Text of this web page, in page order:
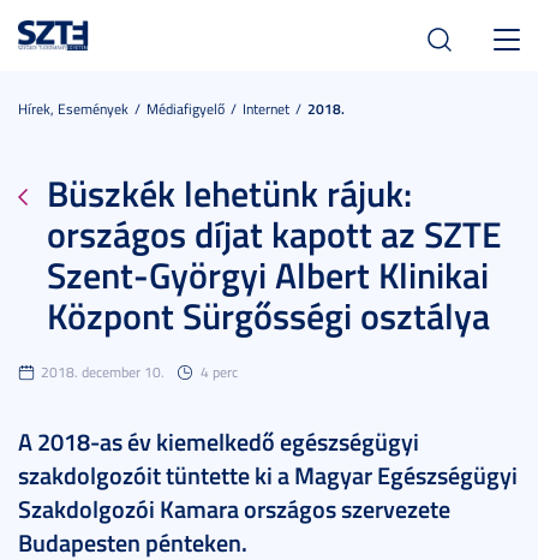
Hírek, Események Médiafigyelő Internet 2018.
Büszkék lehetünk rájuk:
országos díjat kapott az SZTE
Szent-Györgyi Albert Klinikai
Központ Sürgősségi osztálya
2018. december 10. 4 perc
A 2018-as év kiemelkedő egészségügyi
szakdolgozóit tüntette ki a Magyar Egészségügyi
Szakdolgozói Kamara országos szervezete
Budapesten pénteken.